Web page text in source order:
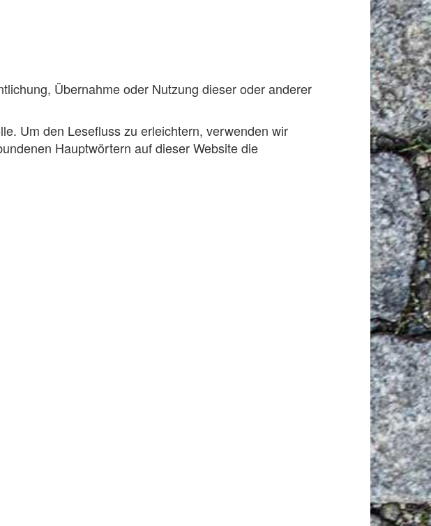
Übernahme oder Nutzung dieser oder anderer
Um den Lesefluss zu erleichtern, verwenden wir
Hauptwörtern auf dieser Website die